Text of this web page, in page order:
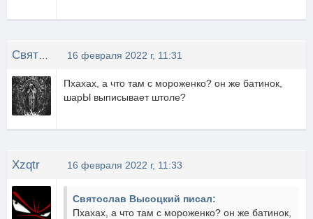
16 февраля 2022 г, 11:31
Пхахах, а что там с мороженко? он же батинок,
шарЫ выписывает штоле?
Xzqtr 16 февраля 2022 г, 11:33
Святослав Высоцкий писал:
Пхахах, а что там с мороженко? он же батинок,